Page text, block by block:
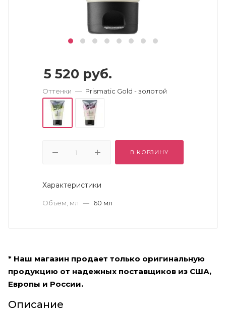
5 520 руб.
Оттенки — Prismatic Gold - золотой
В КОРЗИНУ
Характеристики
Объем, мл — 60 мл
* Наш магазин продает только оригинальную
продукцию от надежных поставщиков из США,
Европы и России.
Описание